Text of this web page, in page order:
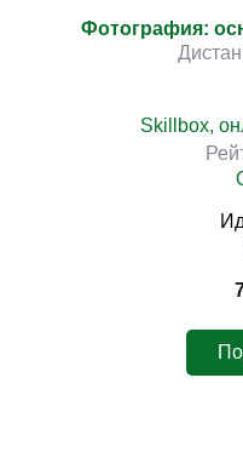
Фотография:
Skillbox,